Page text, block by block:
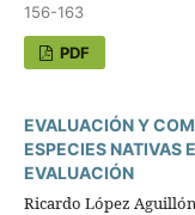
156-163
PDF
EVALUACIÓN Y
ESPECIES NATIVAS
EVALUACIÓN
Ricardo López